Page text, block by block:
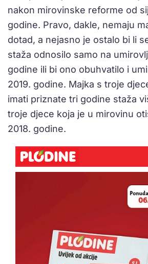
nakon mirovinske reforme od
godine. Pravo, dakle, nemaju
dotad, a nejasno je ostalo bi li
staža odnosilo samo na
godine ili bi ono obuhvatilo i
2019. godine. Majka s troje
imati priznate tri godine staža
troje djece koja je u mirovinu
2018. godine.